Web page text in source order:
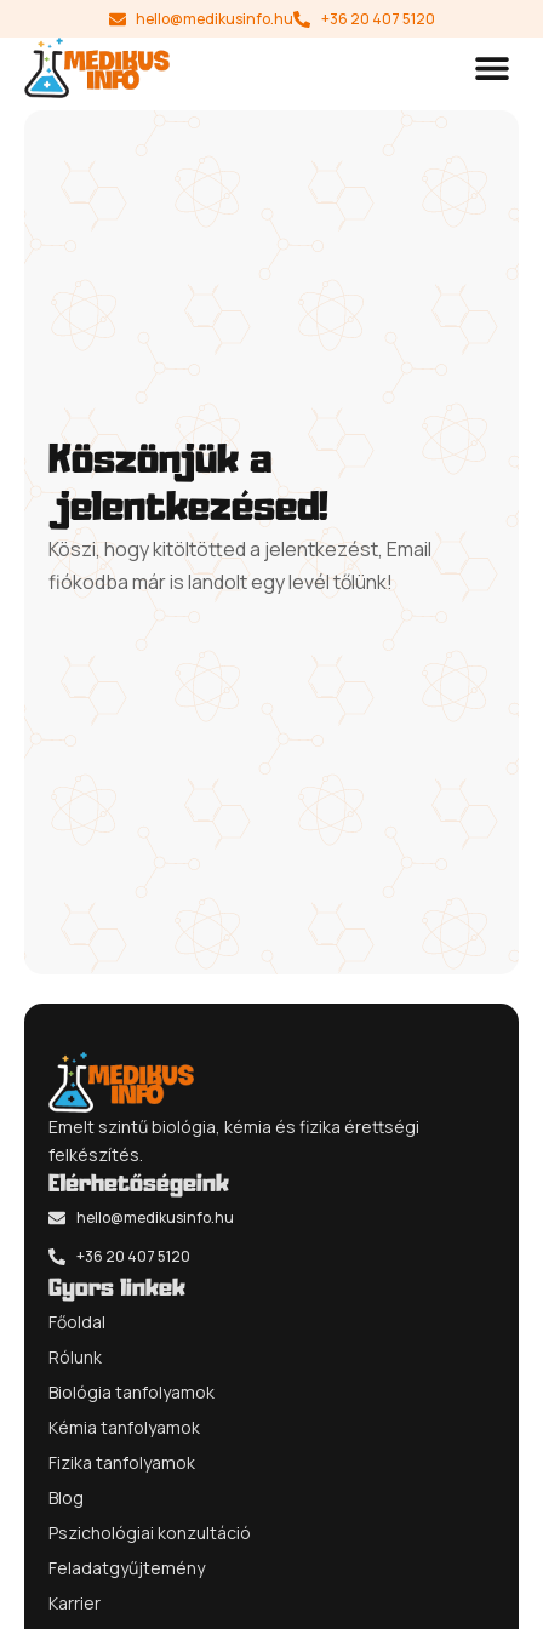
hello@medikusinfo.hu +36 20 407 5120
Köszönjük a
jelentkezésed!
Köszi, hogy kitöltötted a jelentkezést, Email
fiókodba már is landolt egy levél tőlünk!
Emelt szintű biológia, kémia és fizika érettségi
felkészítés.
Elérhetőségeink
hello@medikusinfo.hu
+36 20 407 5120
Gyors linkek
Főoldal
Rólunk
Biológia tanfolyamok
Kémia tanfolyamok
Fizika tanfolyamok
Blog
Pszichológiai konzultáció
Feladatgyűjtemény
Karrier